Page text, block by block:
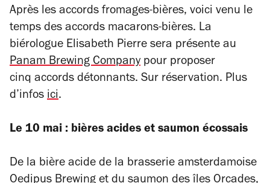
Après les accords fromages-bières, voici venu le
temps des accords macarons-bières. La
biérologue Elisabeth Pierre sera présente au
Panam Brewing Companypour proposer
cinq accords détonnants. Sur réservation. Plus
d’infos ici.
Le 10 mai : bières acides et saumon écossais
De la bière acide de la brasserie amsterdamoise
Oedipus Brewing et du saumon des îles Orcades,